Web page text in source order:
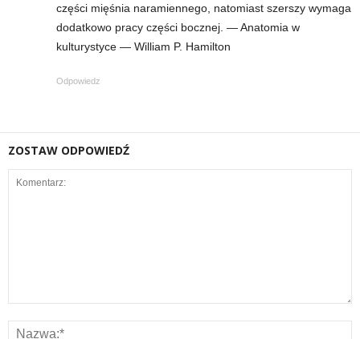
części mięśnia naramiennego, natomiast szerszy wymaga
dodatkowo pracy części bocznej. — Anatomia w
kulturystyce — William P. Hamilton
Odpowiedz
ZOSTAW ODPOWIEDŹ